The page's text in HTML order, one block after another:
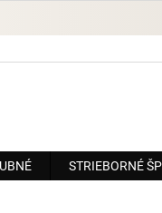
A PLATBA OCHRANA
STRIEBORNÉ